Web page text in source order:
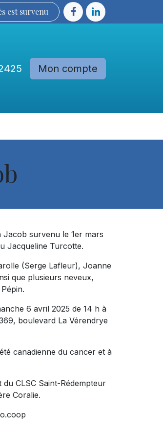
est sur​​​​​​​​ve​nu​​​​​​​​​​
Mon compte
Jacob survenu le 1er mars
Jacqueline Turcotte.
(Serge Lafleur), Joanne
que plusieurs neveux,
6 avril 2025 de 14 h à
boulevard La Vérendrye
canadienne du cancer et à
CLSC Saint-Rédempteur
Coralie.